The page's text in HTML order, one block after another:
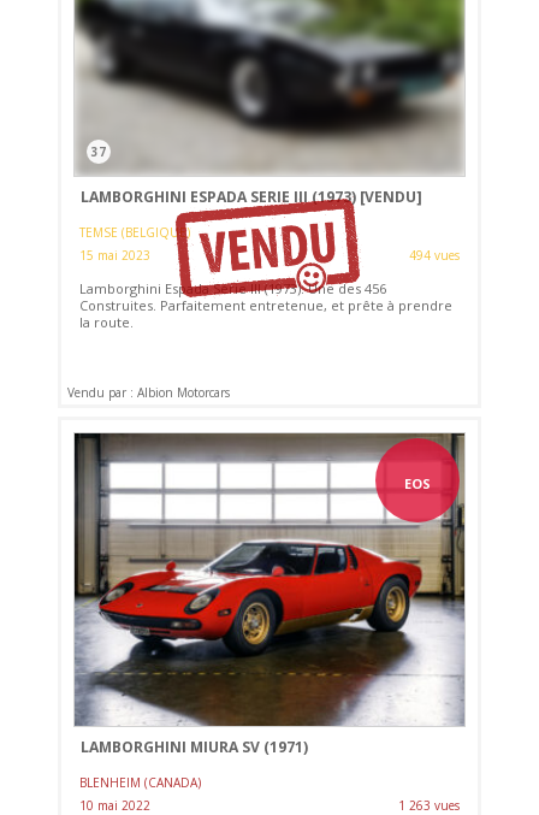
37
LAMBORGHINI ESPADA SERIE III (1973) [VENDU]
TEMSE (BELGIQUE)
15 mai 2023
494 vues
Lamborghini Espada Série III (1973). Une des 456
Construites. Parfaitement entretenue, et prête à prendre
la route.
Vendu par : Albion Motorcars
EOS
LAMBORGHINI MIURA SV (1971)
BLENHEIM (CANADA)
10 mai 2022
1 263 vues